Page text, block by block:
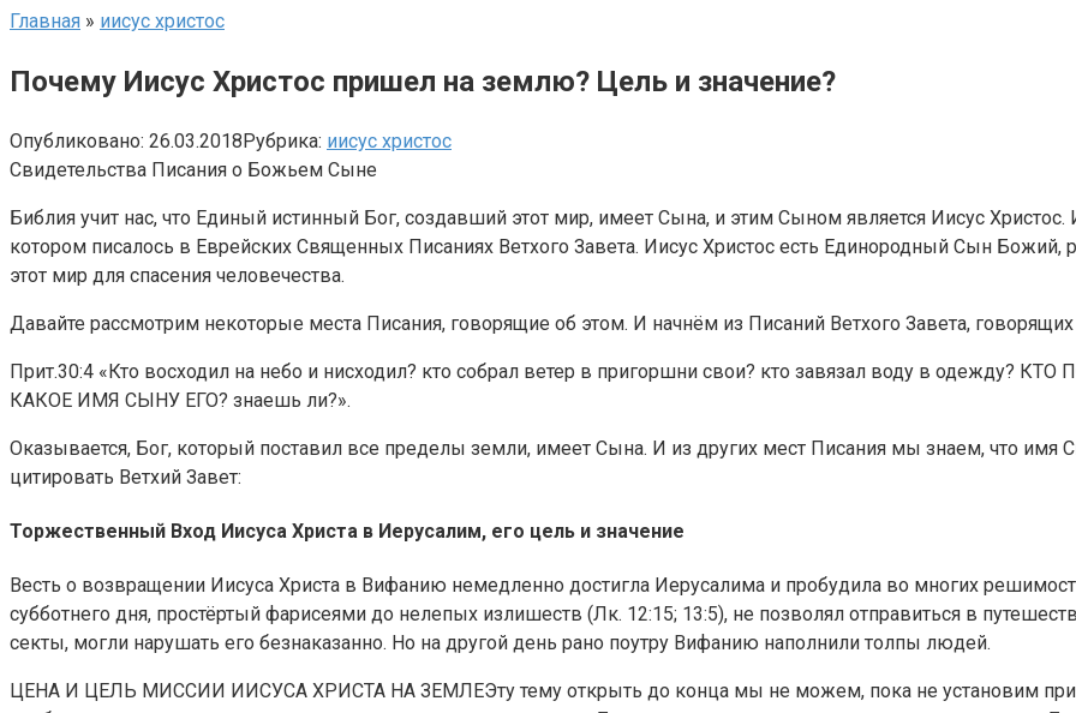
Главная » иисус христос
Почему Иисус Христос пришел на землю? Цель и значение?
Опубликовано: 26.03.2018Рубрика: иисус христос
Свидетельства Писания о Божьем Сыне
Библия учит нас, что Единый истинный Бог, создавший этот мир, имеет Сына, и этим Сыном является Иисус
котором писалось в Еврейских Священных Писаниях Ветхого Завета. Иисус Христос есть Единородный Сын
этот мир для спасения человечества.
Давайте рассмотрим некоторые места Писания, говорящие об этом. И начнём из Писаний Ветхого Завета,
Прит.30:4 «Кто восходил на небо и нисходил? кто собрал ветер в пригоршни свои? кто завязал воду в
КАКОЕ ИМЯ СЫНУ ЕГО? знаешь ли?».
Оказывается, Бог, который поставил все пределы земли, имеет Сына. И из других мест Писания мы знаем, что
цитировать Ветхий Завет:
Торжественный Вход Иисуса Христа в Иерусалим, его цель и значение
Весть о возвращении Иисуса Христа в Вифанию немедленно достигла Иерусалима и пробудила во многих
субботнего дня, простёртый фарисеями до нелепых излишеств (Лк. 12:15; 13:5), не позволял отправиться в
секты, могли нарушать его безнаказанно. Но на другой день рано поутру Вифанию наполнили толпы людей.
ЦЕНА И ЦЕЛЬ МИССИИ ИИСУСА ХРИСТА НА ЗЕМЛЕЭту тему открыть до конца мы не можем, пока не установим